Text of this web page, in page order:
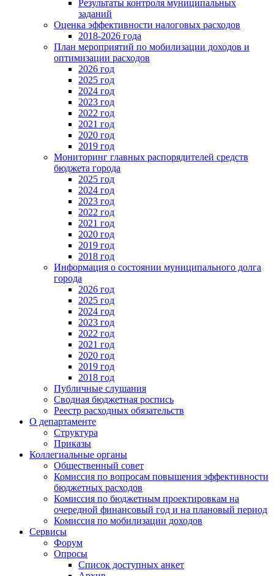
Результаты контроля муниципальных
заданий
Оценка эффективности налоговых расходов
2018-2026 года
План мероприятий по мобилизации доходов и
оптимизации расходов
2026 год
2025 год
2024 год
2023 год
2022 год
2021 год
2020 год
2019 год
Мониторинг главных распорядителей средств
бюджета города
2025 год
2024 год
2023 год
2022 год
2021 год
2020 год
2019 год
2018 год
Информация о состоянии муниципального долга
города
2026 год
2025 год
2024 год
2023 год
2022 год
2021 год
2020 год
2019 год
2018 год
Публичные слушания
Сводная бюджетная роспись
Реестр расходных обязательств
О департаменте
Структура
Приказы
Коллегиальные органы
Общественный совет
Комиссия по вопросам повышения эффективности
бюджетных расходов
Комиссия по бюджетным проектировкам на
очередной финансовый год и на плановый период
Комиссия по мобилизации доходов
Сервисы
Форум
Опросы
Список доступных анкет